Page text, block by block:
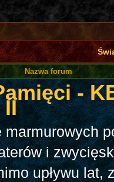
Nazwa forum
-
II
marmurowych
i
upływu lat,